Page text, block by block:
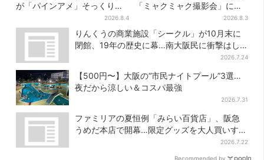
が「パインアメ」そっくりの
ブックカバー開発、梅田で先
行販売
2026.8.4
「ミャクミャク撮影会」に全
国からファン集結、参加者に
聞いた「それでも会いたい理
由」
2026.8.3
りんくうの商業施設「シークル」が10月末に
閉館、19年の歴史に幕…南大阪民に衝撃はし
2026.7.24
【500円〜】大阪の“市民ナイトプール”3選…
夜だから涼しい＆コスパ最強
2026.7.31
ファミリアの夏恒例「みらい百貨店」、阪急
うめだ本店で開幕…限定グッズを大人買いする
2026.7.22
Recommended by